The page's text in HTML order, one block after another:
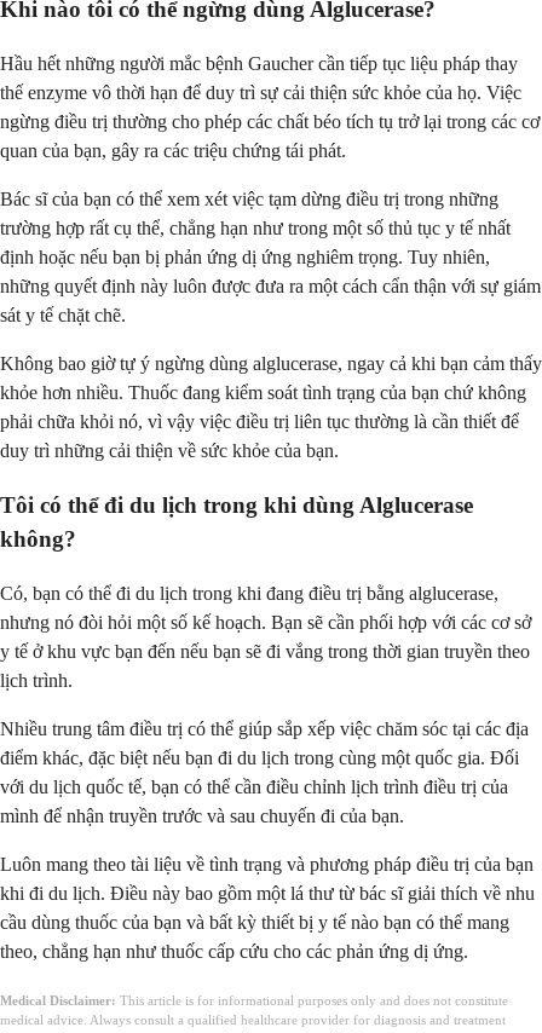
Khi nào tôi có thể ngừng dùng Alglucerase?
Hầu hết những người mắc bệnh Gaucher cần tiếp tục liệu pháp thay
thế enzyme vô thời hạn để duy trì sự cải thiện sức khỏe của họ. Việc
ngừng điều trị thường cho phép các chất béo tích tụ trở lại trong các cơ
quan của bạn, gây ra các triệu chứng tái phát.
Bác sĩ của bạn có thể xem xét việc tạm dừng điều trị trong những
trường hợp rất cụ thể, chẳng hạn như trong một số thủ tục y tế nhất
định hoặc nếu bạn bị phản ứng dị ứng nghiêm trọng. Tuy nhiên,
những quyết định này luôn được đưa ra một cách cẩn thận với sự giám
sát y tế chặt chẽ.
Không bao giờ tự ý ngừng dùng alglucerase, ngay cả khi bạn cảm thấy
khỏe hơn nhiều. Thuốc đang kiểm soát tình trạng của bạn chứ không
phải chữa khỏi nó, vì vậy việc điều trị liên tục thường là cần thiết để
duy trì những cải thiện về sức khỏe của bạn.
Tôi có thể đi du lịch trong khi dùng Alglucerase
không?
Có, bạn có thể đi du lịch trong khi đang điều trị bằng alglucerase,
nhưng nó đòi hỏi một số kế hoạch. Bạn sẽ cần phối hợp với các cơ sở
y tế ở khu vực bạn đến nếu bạn sẽ đi vắng trong thời gian truyền theo
lịch trình.
Nhiều trung tâm điều trị có thể giúp sắp xếp việc chăm sóc tại các địa
điểm khác, đặc biệt nếu bạn đi du lịch trong cùng một quốc gia. Đối
với du lịch quốc tế, bạn có thể cần điều chỉnh lịch trình điều trị của
mình để nhận truyền trước và sau chuyến đi của bạn.
Luôn mang theo tài liệu về tình trạng và phương pháp điều trị của bạn
khi đi du lịch. Điều này bao gồm một lá thư từ bác sĩ giải thích về nhu
cầu dùng thuốc của bạn và bất kỳ thiết bị y tế nào bạn có thể mang
theo, chẳng hạn như thuốc cấp cứu cho các phản ứng dị ứng.
Medical Disclaimer: This article is for informational purposes only and does not constitute
medical advice. Always consult a qualified healthcare provider for diagnosis and treatment